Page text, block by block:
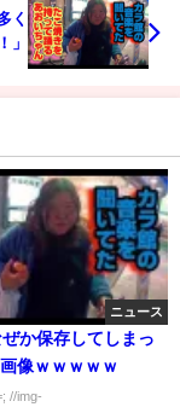
く
」
ニュース
ぜか保存してしまっ
像ｗｗｗｗｗ
//img-